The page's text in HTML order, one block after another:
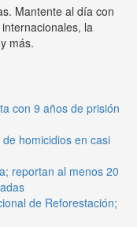
Mantente al día con
la
más.
con 9 años de prisión
homicidios en casi
reportan al menos 20
de Reforestación;